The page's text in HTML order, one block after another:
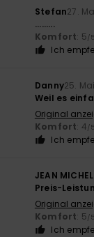
Stefan27.
.........
Komfort: 5/5
Ich
Danny25.
Weil es
Original
Komfort: 4/5
Ich
JEAN MICHEL
Preis-
Original
Komfort: 5/5
Ich